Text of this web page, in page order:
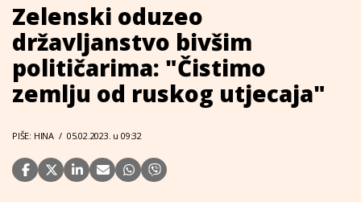
Zelenski oduzeo
državljanstvo bivšim
političarima: "Čistimo
zemlju od ruskog utjecaja"
PIŠE: HINA / 05.02.2023. u 09:32